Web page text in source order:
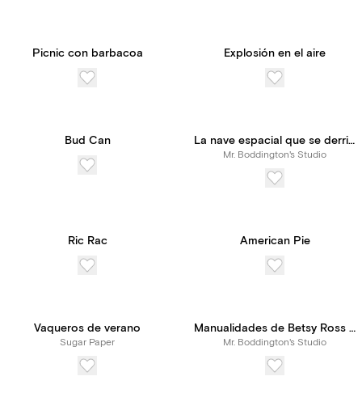
Picnic con barbacoa Explosión en el aire
Bud Can La nave espacial que se derrite
Mr. Boddington's Studio
Ric Rac American Pie
Vaqueros de verano
Sugar Paper
Manualidades de Betsy Ross - Rojo
Mr. Boddington's Studio